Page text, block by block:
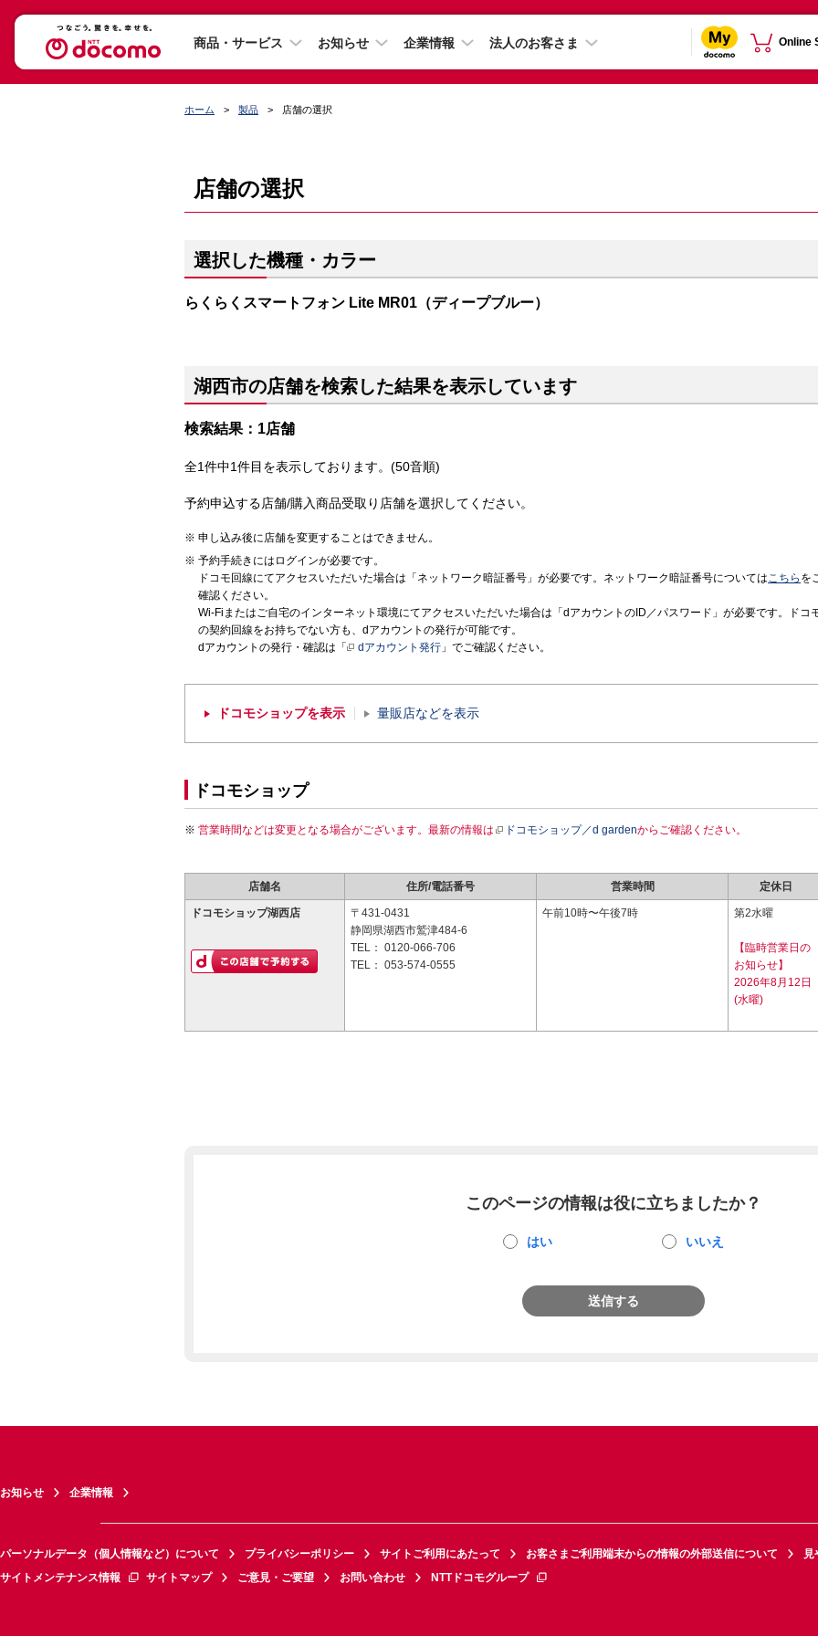
商品・サービス お知らせ 企業情報 法人のお客さま Online
ホーム 製品 店舗の選択
店舗の選択
選択した機種・カラー
らくらくスマートフォン Lite MR01（ディープブルー）
湖西市の店舗を検索した結果を表示しています
検索結果：1店舗
全1件中1件目を表示しております。(50音順)
予約申込する店舗/購入商品受取り店舗を選択してください。
申し込み後に店舗を変更することはできません。
予約手続きにはログインが必要です。
ドコモ回線にてアクセスいただいた場合は「ネットワーク暗証番号」が必要です。ネットワーク暗証番号についてはこちら を
確認ください。
Wi-Fiまたはご自宅のインターネット環境にてアクセスいただいた場合は「dアカウントのID／パスワード」が必要です。ドコ
の契約回線をお持ちでない方も、dアカウントの発行が可能です。
dアカウントの発行・確認は「
dアカウント発行 」でご確認ください。
ドコモショップを表示 量販店などを表示
ドコモショップ
営業時間などは変更となる場合がございます。最新の情報は ドコモショップ／d gardenからご確認ください。
店舗名 住所/電話番号 営業時間 定休日
ドコモショップ湖西店
〒431-0431
静岡県湖西市鷲津484-6
TEL： 0120-066-706
TEL： 053-574-0555
午前10時〜午後7時 第2水曜
【臨時営業日の
お知らせ】
2026年8月12日
(水曜)
このページの情報は役に立ちましたか？
はい いいえ
送信する
お知らせ 企業情報
パーソナルデータ（個人情報など）について プライバシーポリシー サイトご利用にあたって お客さまご利用端末からの情報の外部送信について
見
サイトメンテナンス情報
サイトマップ ご意見・ご要望 お問い合わせ NTTドコモグループ